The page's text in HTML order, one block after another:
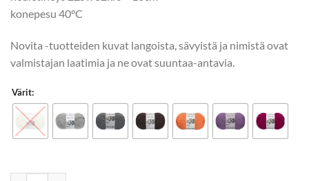
konepesu 40°C
Novita -tuotteiden kuvat langoista, sävyistä ja nimistä ovat
valmistajan laatimia ja ne ovat suuntaa-antavia.
Värit: